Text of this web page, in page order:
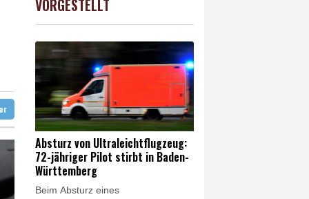
als Staatschef
1.67%
VORGESTELLT
Absturz von Ultraleichtflugzeug:
72-jähriger Pilot stirbt in Baden-
Württemberg
Beim Absturz eines